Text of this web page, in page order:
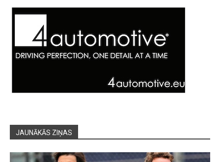
JAUNĀKĀS ZIŅAS